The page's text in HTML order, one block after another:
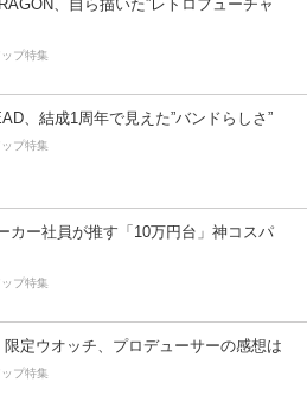
、自ら描いた”レトロフューチャ
プ特集
、結成1周年で見えた”バンドらしさ”
プ特集
カー社員が推す「10万円台」神コスパ
プ特集
限定ウオッチ、プロデューサーの感想は
プ特集